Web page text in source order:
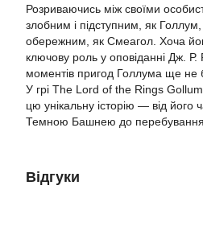
Розриваючись між своїми
злобним і підступним, як
обережним, як Смеагол. Хоча його
ключову роль у оповіданні Дж. Р.
моментів пригод Голлума ще не
У грі The Lord of the Rings
цю унікальну історію — від його
Темною Башнею до перебування
Відгуки